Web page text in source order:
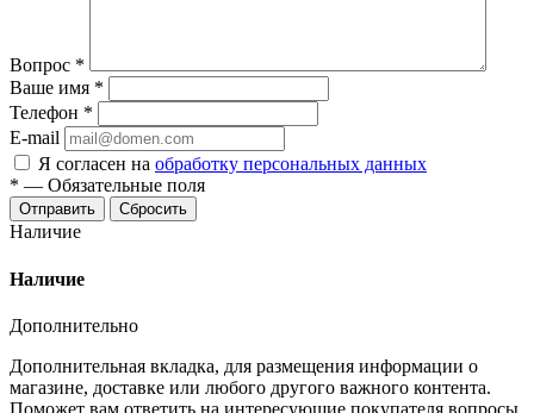
Вопрос *
Ваше имя *
Телефон *
E-mail
Я согласен на обработку персональных данных
* — Обязательные поля
Отправить Сбросить
Наличие
Наличие
Дополнительно
Дополнительная вкладка, для размещения информации о
магазине, доставке или любого другого важного контента.
Поможет вам ответить на интересующие покупателя вопросы